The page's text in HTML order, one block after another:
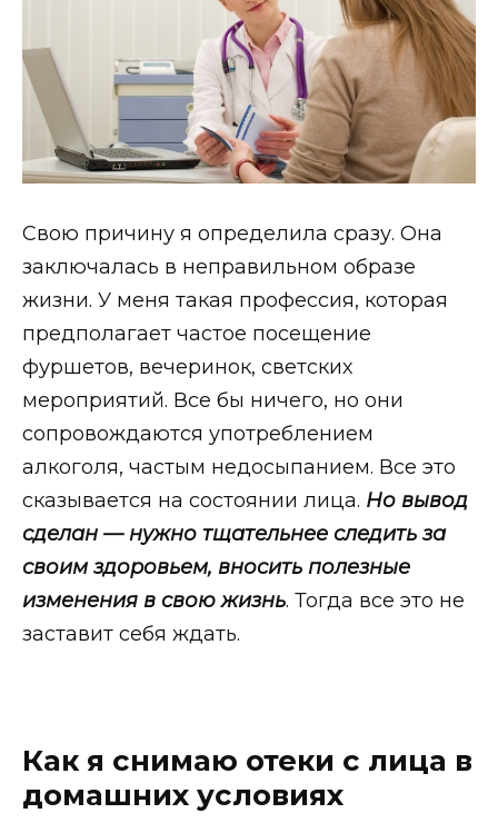
Свою причину я определила сразу. Она
заключалась в неправильном образе
жизни. У меня такая профессия, которая
предполагает частое посещение
фуршетов, вечеринок, светских
мероприятий. Все бы ничего, но они
сопровождаются употреблением
алкоголя, частым недосыпанием. Все это
сказывается на состоянии лица. Но вывод
сделан — нужно тщательнее следить за
своим здоровьем, вносить полезные
изменения в свою жизнь. Тогда все это не
заставит себя ждать.
Как я снимаю отеки с лица в
домашних условиях